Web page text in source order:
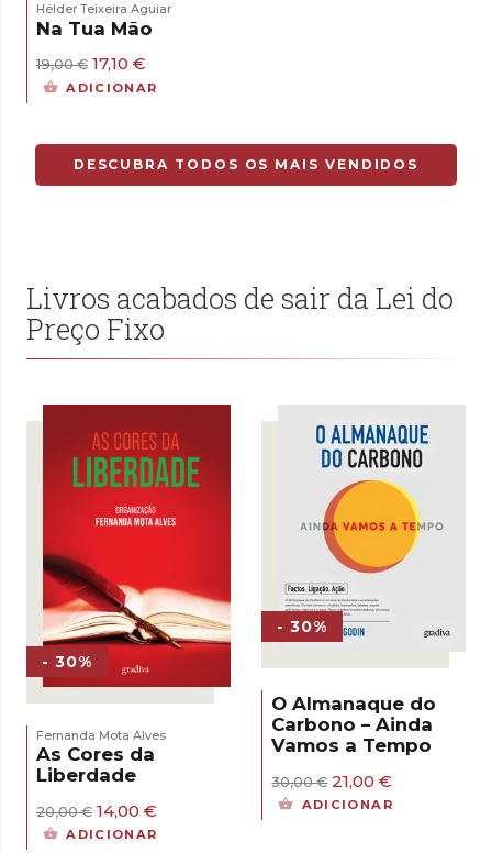
Hélder Teixeira Aguiar
Na Tua Mão
19,00€ O
preço
17,10 €
preço
ADICIONAR
DESCUBRA TODOS OS MAIS VENDIDOS
Livros acabados de sair da Lei do
Preço Fixo
- 30%
Fernanda Mota Alves
As Cores da
Liberdade
20,00€ O
preço
14,00 €
ADICIONAR
- 30%
O Almanaque do
Carbono – Ainda
Vamos a Tempo
30,00€ O
preço
21,00€
preço
ADICIONAR